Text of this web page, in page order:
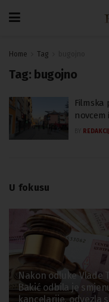
Home Tag
Tag: bugojno
Filmska
U fokusu
Nakon odluke Vlade
Bakić odbila je
kancelarije, odvezla